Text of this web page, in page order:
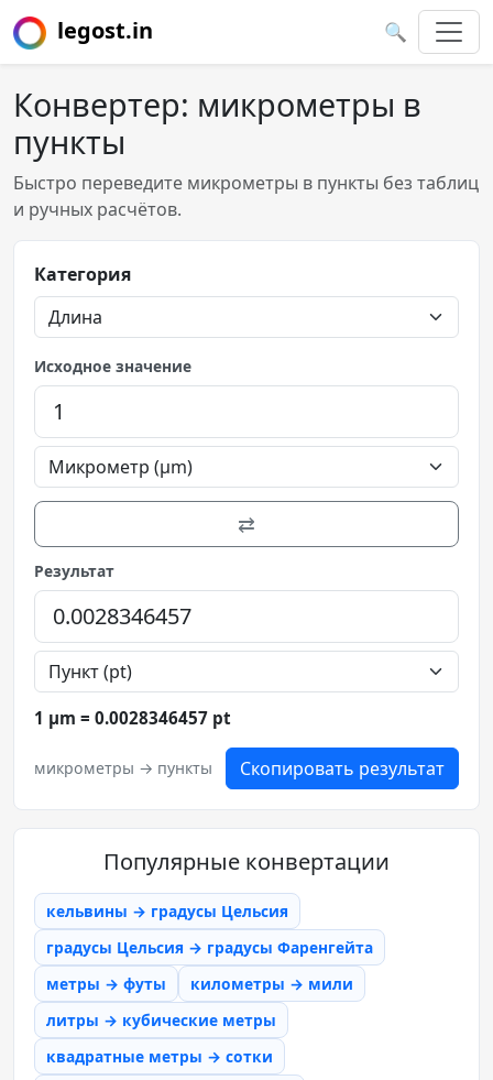
legost.in 🔍
Конвертер: микрометры в
пункты
Быстро переведите микрометры в пункты без таблиц
и ручных расчётов.
Категория
Исходное значение
⇄
Результат
1 µm = 0.0028346457 pt
микрометры → пункты Скопировать результат
Популярные конвертации
кельвины → градусы Цельсия
градусы Цельсия → градусы Фаренгейта
метры → футы
километры → мили
литры → кубические метры
квадратные метры → сотки